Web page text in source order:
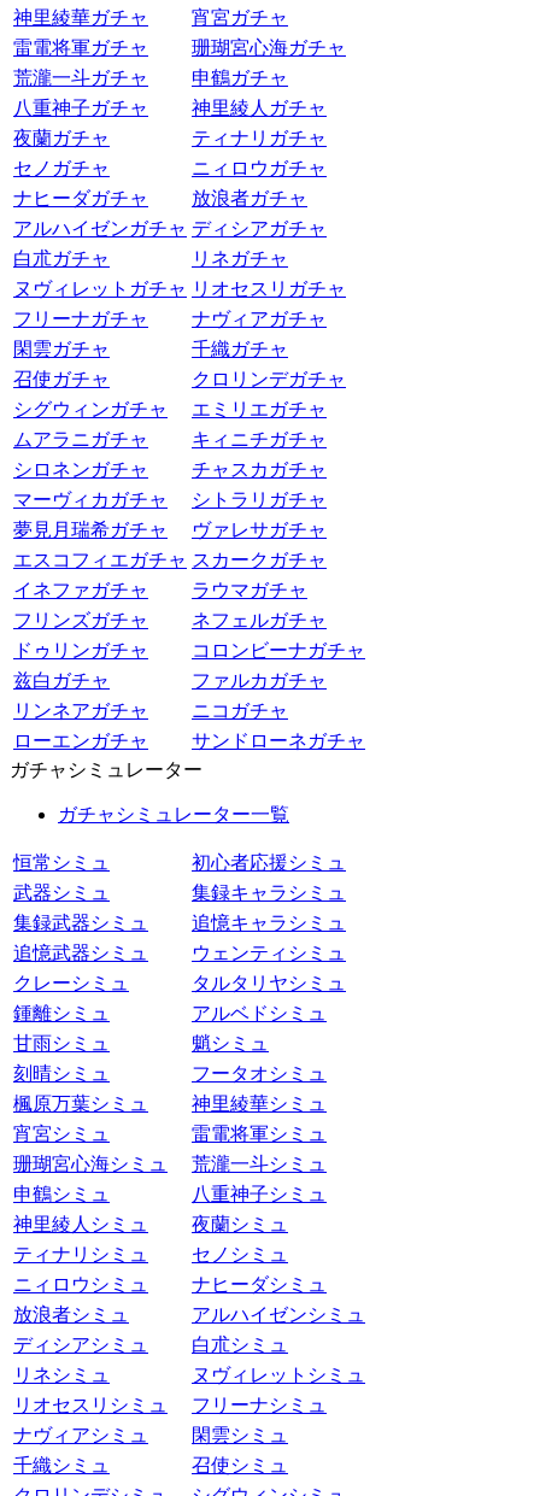
神里綾華ガチャ
宵宮ガチャ
雷電将軍ガチャ
珊瑚宮心海ガチャ
荒瀧一斗ガチャ
申鶴ガチャ
八重神子ガチャ
神里綾人ガチャ
夜蘭ガチャ
ティナリガチャ
セノガチャ
ニィロウガチャ
ナヒーダガチャ
放浪者ガチャ
アルハイゼンガチャ ディシアガチャ
白朮ガチャ
リネガチャ
ヌヴィレットガチャ リオセスリガチャ
フリーナガチャ
ナヴィアガチャ
閑雲ガチャ
千織ガチャ
召使ガチャ
クロリンデガチャ
シグウィンガチャ
エミリエガチャ
ムアラニガチャ
キィニチガチャ
シロネンガチャ
チャスカガチャ
マーヴィカガチャ
シトラリガチャ
夢見月瑞希ガチャ
ヴァレサガチャ
エスコフィエガチャ スカークガチャ
イネファガチャ
ラウマガチャ
フリンズガチャ
ネフェルガチャ
ドゥリンガチャ
コロンビーナガチャ
兹白ガチャ
ファルカガチャ
リンネアガチャ
ニコガチャ
ローエンガチャ
サンドローネガチャ
ガチャシミュレーター
ガチャシミュレーター一覧
恒常シミュ
初心者応援シミュ
武器シミュ
集録キャラシミュ
集録武器シミュ
追憶キャラシミュ
追憶武器シミュ
ウェンティシミュ
クレーシミュ
タルタリヤシミュ
鍾離シミュ
アルベドシミュ
甘雨シミュ
魈シミュ
刻晴シミュ
フータオシミュ
楓原万葉シミュ
神里綾華シミュ
宵宮シミュ
雷電将軍シミュ
珊瑚宮心海シミュ
荒瀧一斗シミュ
申鶴シミュ
八重神子シミュ
神里綾人シミュ
夜蘭シミュ
ティナリシミュ
セノシミュ
ニィロウシミュ
ナヒーダシミュ
放浪者シミュ
アルハイゼンシミュ
ディシアシミュ
白朮シミュ
リネシミュ
ヌヴィレットシミュ
リオセスリシミュ
フリーナシミュ
ナヴィアシミュ
閑雲シミュ
千織シミュ
召使シミュ